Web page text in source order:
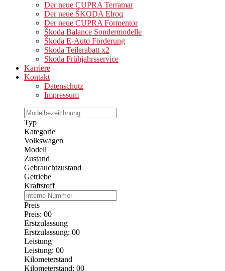
Der neue CUPRA Terramar
Der neue ŠKODA Elroq
Der neue CUPRA Formentor
Škoda Balance Sondermodelle
Škoda E-Auto Förderung
Skoda Teilerabatt x2
Skoda Frühjahrsservice
Karriere
Kontakt
Datenschutz
Impressum
Typ
Kategorie
Volkswagen
Modell
Zustand
Gebrauchtzustand
Getriebe
Kraftstoff
Preis
Preis: 00
Erstzulassung
Erstzulassung: 00
Leistung
Leistung: 00
Kilometerstand
Kilometerstand: 00